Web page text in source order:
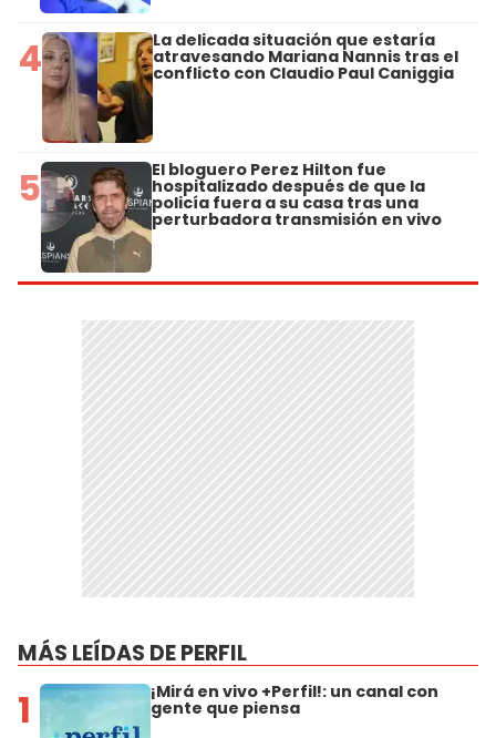
4 La delicada situación que estaría
atravesando Mariana Nannis tras el
conflicto con Claudio Paul Caniggia
5 El bloguero Perez Hilton fue
hospitalizado después de que la
policía fuera a su casa tras una
perturbadora transmisión en vivo
MÁS LEÍDAS DE PERFIL
1 ¡Mirá en vivo +Perfil!: un canal con
gente que piensa